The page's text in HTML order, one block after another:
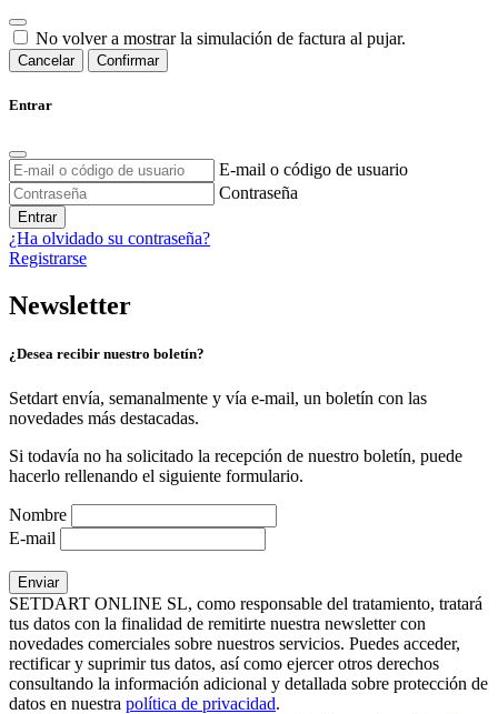
No volver a mostrar la simulación de factura al pujar.
Cancelar Confirmar
Entrar
E-mail o código de usuario
Contraseña
Entrar
¿Ha olvidado su contraseña?
Registrarse
Newsletter
¿Desea recibir nuestro boletín?
Setdart envía, semanalmente y vía e-mail, un boletín con las
novedades más destacadas.
Si todavía no ha solicitado la recepción de nuestro boletín, puede
hacerlo rellenando el siguiente formulario.
Nombre
E-mail
SETDART ONLINE SL, como responsable del tratamiento, tratará
tus datos con la finalidad de remitirte nuestra newsletter con
novedades comerciales sobre nuestros servicios. Puedes acceder,
rectificar y suprimir tus datos, así como ejercer otros derechos
consultando la información adicional y detallada sobre protección de
datos en nuestra política de privacidad.